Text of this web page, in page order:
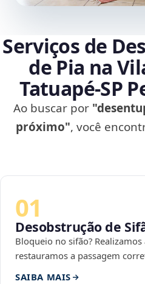
Serviços de
de Pia na
Tatuapé‑SP
Ao buscar por
próximo", você
01
Desobstrução de
Bloqueio no sifão?
restauramos a passagem
SAIBA MAIS